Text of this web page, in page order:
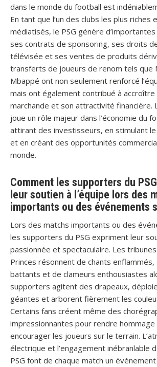
dans le monde du football est
En tant que l’un des clubs les plus riches
médiatisés, le PSG génère
ses contrats de sponsoring, ses droits
télévisée et ses ventes de produits
transferts de joueurs de renom tels que
Mbappé ont non seulement renforcé
mais ont également contribué à accroître
marchande et son attractivité financière.
joue un rôle majeur dans l’économie du
attirant des investisseurs, en stimulant
et en créant des opportunités
monde.
Comment les supporters du
leur soutien à l’équipe lors des
importants ou des événements
Lors des matchs importants ou des
les supporters du PSG expriment leur
passionnée et spectaculaire. Les
Princes résonnent de chants
battants et de clameurs enthousiastes
supporters agitent des drapeaux,
géantes et arborent fièrement les
Certains fans créent même des
impressionnantes pour rendre hommage
encourager les joueurs sur le terrain.
électrique et l’engagement inébranlable
PSG font de chaque match un